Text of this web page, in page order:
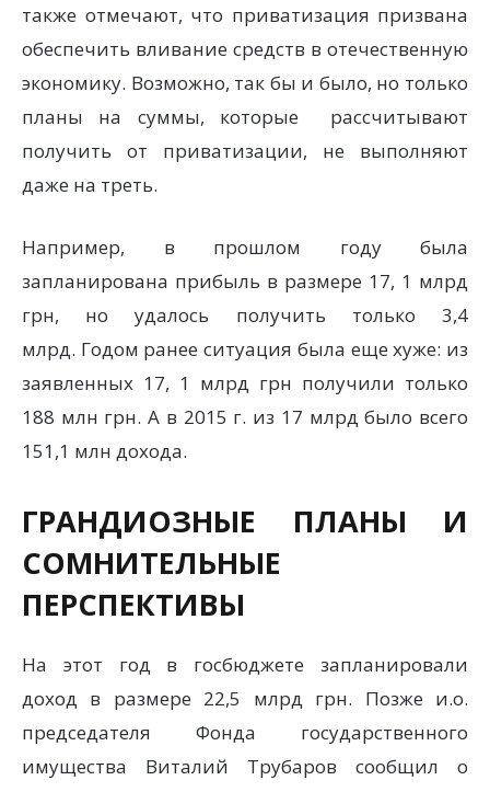
также отмечают, что приватизация призвана
обеспечить вливание средств в отечественную
экономику. Возможно, так бы и было, но только
планы на суммы, которые рассчитывают
получить от приватизации, не выполняют
даже на треть.
Например, в прошлом году была
запланирована прибыль в размере 17, 1 млрд
грн, но удалось получить только 3,4
млрд. Годом ранее ситуация была еще хуже: из
заявленных 17, 1 млрд грн получили только
188 млн грн. А в 2015 г. из 17 млрд было всего
151,1 млн дохода.
ГРАНДИОЗНЫЕ ПЛАНЫ И
СОМНИТЕЛЬНЫЕ
ПЕРСПЕКТИВЫ
На этот год в госбюджете запланировали
доход в размере 22,5 млрд грн. Позже и.о.
председателя Фонда государственного
имущества Виталий Трубаров сообщил о